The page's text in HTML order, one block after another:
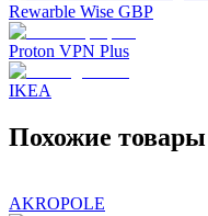
Rewarble Wise GBP
Proton VPN Plus
IKEA
Похожие товары
AKROPOLE